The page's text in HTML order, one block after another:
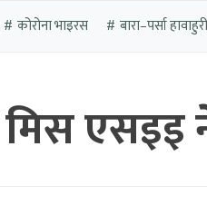
कोरोना भाइरस बारा–पर्सा हावाहुरी
मिस एसइइ